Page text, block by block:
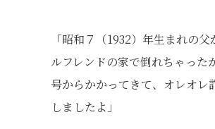
「昭和７（1932）年生まれの
ルフレンドの家で倒れちゃった
号からかかってきて、オレオレ
しましたよ」